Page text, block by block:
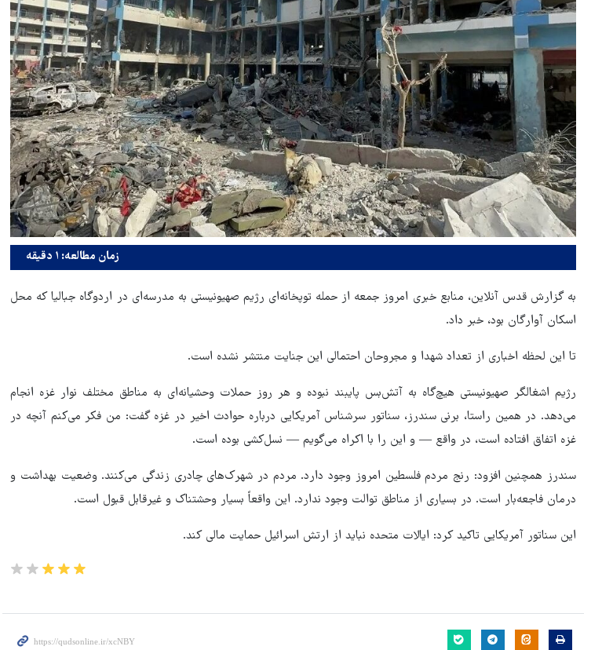
زمان مطالعه: ۱ دقیقه
به گزارش قدس آنلاین، منابع خبری امروز جمعه از حمله توپخانه‌ای رژیم صهیونیستی به مدرسه‌ای در اردوگاه جبالیا که محل
اسکان آوارگان بود، خبر داد.
تا این لحظه اخباری از تعداد شهدا و مجروحان احتمالی این جنایت منتشر نشده است.
رژیم اشغالگر صهیونیستی هیچ‌گاه به آتش‌بس پایبند نبوده و هر روز حملات وحشیانه‌ای به مناطق مختلف نوار غزه انجام
می‌دهد. در همین راستا، برنی سندرز، سناتور سرشناس آمریکایی‌ درباره حوادث اخیر در غزه گفت: من فکر می‌کنم آنچه در
غزه اتفاق افتاده است، در واقع — و این را با اکراه می‌گویم — نسل‌کشی بوده است.
سندرز همچنین افزود: رنج مردم فلسطین امروز وجود دارد. مردم در شهرک‌های چادری زندگی می‌کنند. وضعیت بهداشت و
درمان فاجعه‌بار است. در بسیاری از مناطق توالت وجود ندارد. این واقعاً بسیار وحشتناک و غیرقابل قبول است.
این سناتور آمریکایی تاکید کرد: ایالات متحده نباید از ارتش اسرائیل حمایت مالی کند.
هماهنگی محور مقاومت، آمریکا را
ترامپ نماد فساد، اقتدارگرایی و
جنگ‌طلبی است!